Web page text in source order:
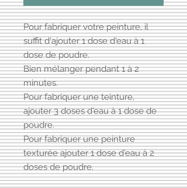
Pour fabriquer votre peinture, il
suffit d'ajouter 1 dose d'eau à 1
dose de poudre.
Bien mélanger pendant 1 à 2
minutes.
Pour fabriquer une teinture,
ajouter 3 doses d'eau à 1 dose de
poudre.
Pour fabriquer une peinture
texturée ajouter 1 dose d'eau à 2
doses de poudre.